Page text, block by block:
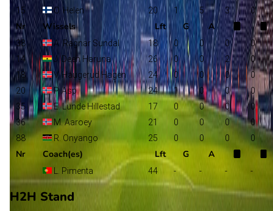
15
O. Helen 20 1 5 3 0
Nr Wissels Lft G A
38 A. Ragnar Sundal 18 0 0 0
0
14
J. Deen Haruna 26 0 0 2
0
18
V. Haugerud Hagen 24 0 0 0
0
20
P. Asp 24 1 0 0
0
35
E. Lunde Hillestad 17 0 0 0
0
36
M. Aaroey 21 0 0 0
0
88
R. Onyango 25 0 0 0 0
Nr Coach(es) Lft G A
L. Pimenta 44 - - - -
H2H Stand